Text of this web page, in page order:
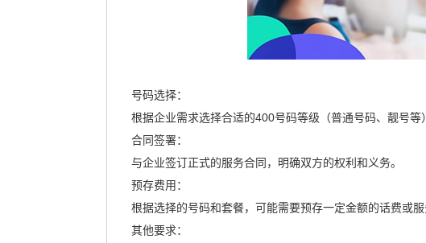
号码选择‌：
根据企业需求选择合适的400号码等级（普通号码、靓号等
合同签署‌：
与企业签订正式的服务合同，明确双方的权利和义务。
预存费用 ‌：
根据选择的号码和套餐，可能需要预存一定金额的话费或服
其他要求‌：